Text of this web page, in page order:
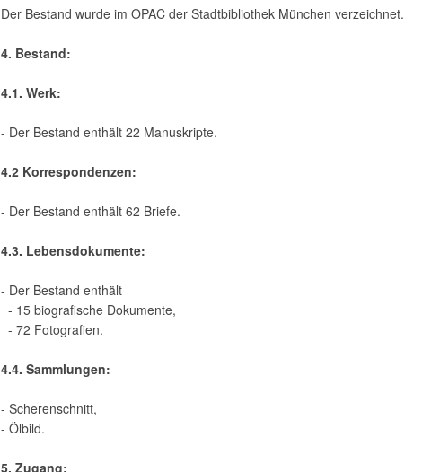
Der Bestand wurde im OPAC der Stadtbibliothek München verzeichnet.
4. Bestand:
4.1. Werk:
- Der Bestand enthält 22 Manuskripte.
4.2 Korrespondenzen:
- Der Bestand enthält 62 Briefe.
4.3. Lebensdokumente:
- Der Bestand enthält
- 15 biografische Dokumente,
- 72 Fotografien.
4.4. Sammlungen:
- Scherenschnitt,
- Ölbild.
5. Zugang: